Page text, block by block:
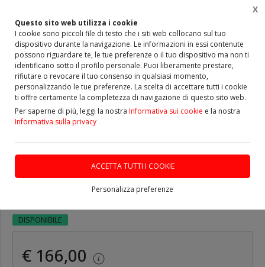
Questo sito web utilizza i cookie
I cookie sono piccoli file di testo che i siti web collocano sul tuo
dispositivo durante la navigazione. Le informazioni in essi contenute
possono riguardare te, le tue preferenze o il tuo dispositivo ma non ti
identificano sotto il profilo personale. Puoi liberamente prestare,
rifiutare o revocare il tuo consenso in qualsiasi momento,
personalizzando le tue preferenze. La scelta di accettare tutti i cookie
ti offre certamente la completezza di navigazione di questo sito web.
Per saperne di più, leggi la nostra Informativa sui cookie e la nostra
Informativa sulla privacy
ACCETTA TUTTI I COOKIE
Personalizza preferenze
X
Home Vetrina DISCHI e PASTIGLIE freno SPORTIVI
ULTIMO PEZZO
Dischi Freno FORATI e
BAFFATI Rotinger T5
anteriori LANCIA DELTA III
DISPONIBILE
€ 166,00